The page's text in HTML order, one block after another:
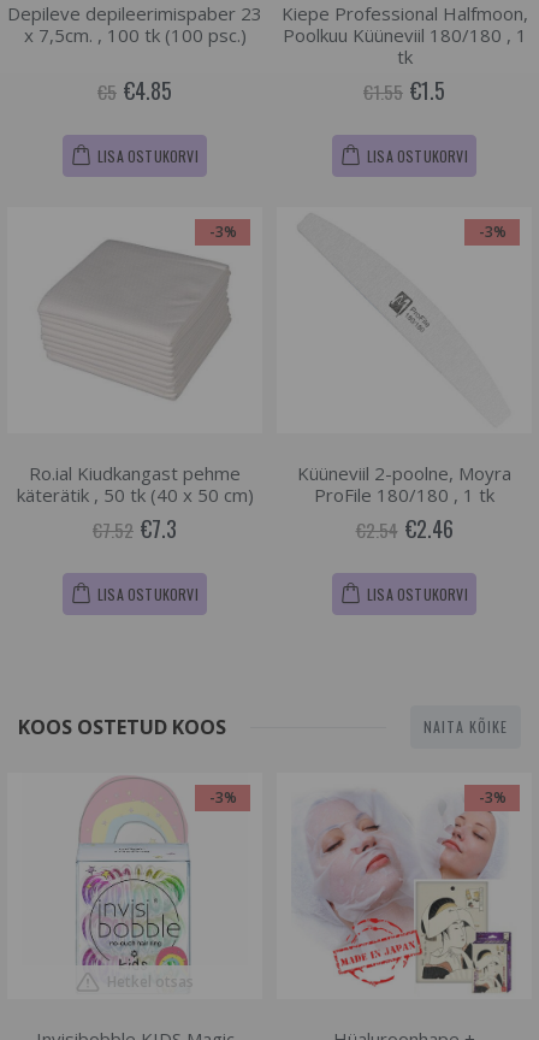
Depileve depileerimispaber 23
x 7,5cm. , 100 tk (100 psc.)
€5 €4.85
LISA OSTUKORVI
Kiepe Professional Halfmoon,
Poolkuu Küüneviil 180/180 , 1
tk
€1.55 €1.5
LISA OSTUKORVI
-3%
Ro.ial Kiudkangast pehme
käterätik , 50 tk (40 x 50 cm)
€7.52 €7.3
LISA OSTUKORVI
-3%
Küüneviil 2-poolne, Moyra
ProFile 180/180 , 1 tk
€2.54 €2.46
LISA OSTUKORVI
KOOS OSTETUD KOOS NAITA KÕIKE
-3%
Hetkel otsas
-3%